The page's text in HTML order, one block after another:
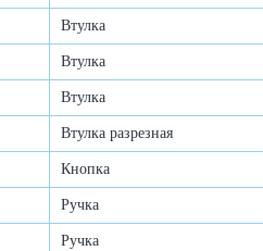
Втулка
Втулка
Втулка
Втулка разрезная
Кнопка
Ручка
Ручка